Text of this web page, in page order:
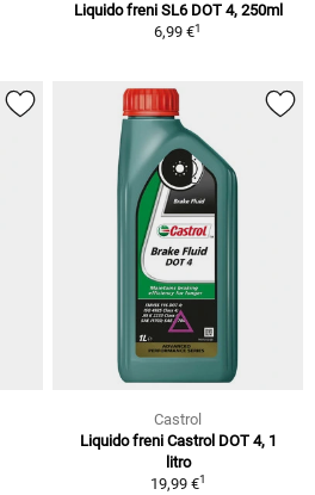
Liquido freni SL6 DOT 4, 250ml
6,99 €1
Castrol
Liquido freni Castrol DOT 4, 1
litro
19,99 €1